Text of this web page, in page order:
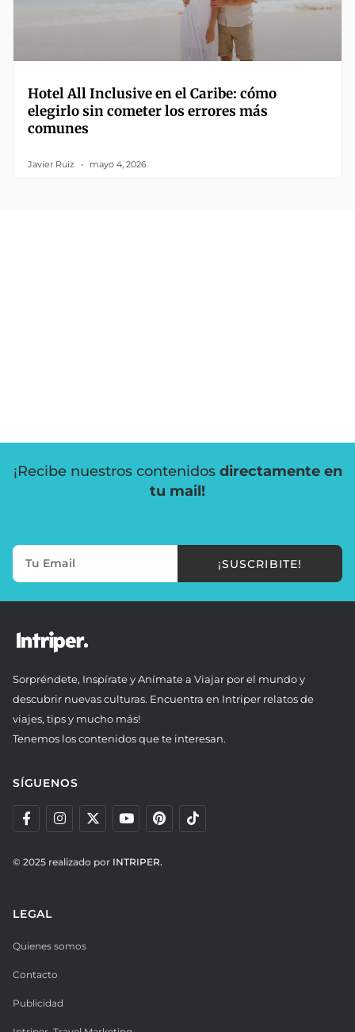
Hotel All Inclusive en el Caribe: cómo
elegirlo sin cometer los errores más
comunes
Javier Ruiz mayo 4, 2026
¡Recibe nuestros contenidos directamente en
tu mail!
¡SUSCRIBITE!
Sorpréndete, Inspírate y Anímate a Viajar por el mundo y
descubrir nuevas culturas. Encuentra en Intriper relatos de
viajes, tips y mucho más!
Tenemos los contenidos que te interesan.
SÍGUENOS
© 2025 realizado por INTRIPER.
LEGAL
Quienes somos
Contacto
Publicidad